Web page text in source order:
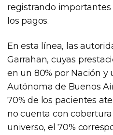
registrando
los pagos.
En esta línea, las
Garrahan, cuyas
en un 80% por Nación y
Autónoma de Buenos
70% de los pacientes
no cuenta con
universo, el 70%